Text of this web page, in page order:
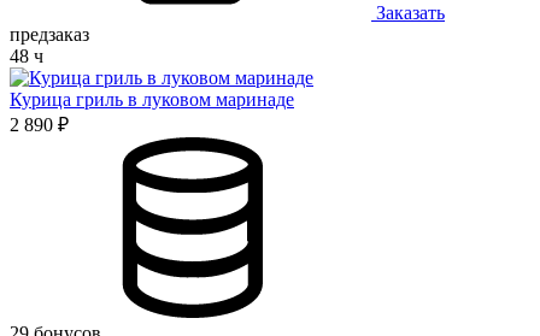
Заказать
предзаказ
48 ч
Курица гриль в луковом маринаде
2 890 ₽